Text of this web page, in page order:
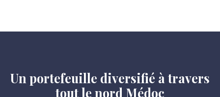
Un portefeuille diversifié à travers
tout le nord Médoc